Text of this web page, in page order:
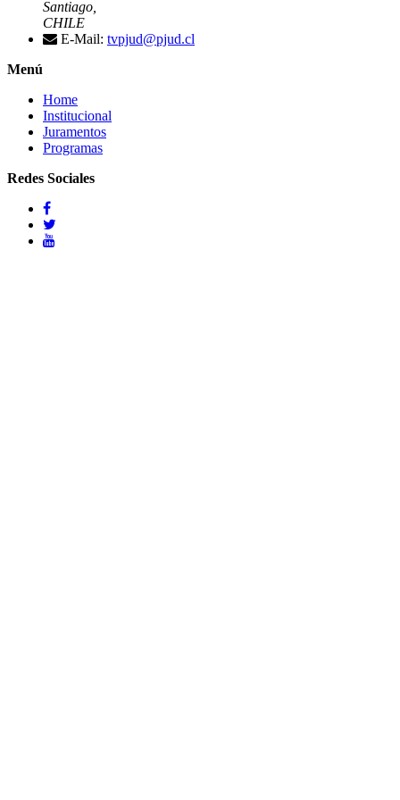
Santiago,
CHILE
E-Mail: tvpjud@pjud.cl
Menú
Home
Institucional
Juramentos
Programas
Redes Sociales